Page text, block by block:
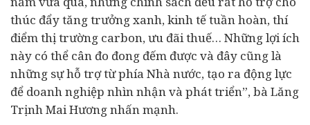
thúc đẩy tăng trưởng xanh,kinh tếtuần hoàn, thí
điểm thị trường carbon, ưu đãi thuế… Những lợi ích
này có thể cân đo đong đếm được và đây cũng là
những sự hỗ trợ từ phía Nhà nước, tạo ra động lực
để doanh nghiệp nhìn nhận và phát triển”, bà Lăng
Trịnh Mai Hương nhấn mạnh.